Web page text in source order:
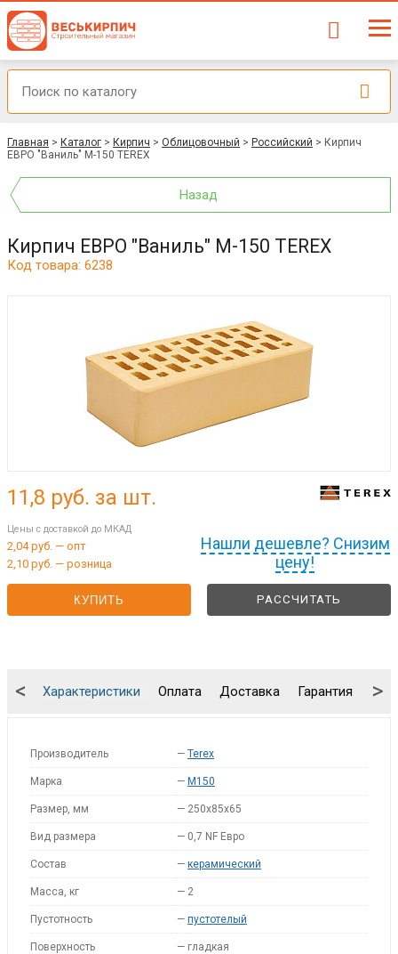
Главная > Каталог > Кирпич > Облицовочный > Российский > Кирпич
ЕВРО "Ваниль" М-150 TEREX
Назад
Кирпич ЕВРО "Ваниль" М-150 TEREX
Код товара: 6238
Нашли дешевле? Снизим
цену!
11,8 руб. за шт.
Цены с доставкой до МКАД
2,04 руб. — опт
2,10 руб. — розница
КУПИТЬ РАССЧИТАТЬ
Характеристики Оплата Доставка Гарантия
< >
Производитель — Terex
Марка — M150
Размер, мм — 250x85x65
Вид размера — 0,7 NF Евро
Состав — керамический
Масса, кг — 2
Пустотность — пустотелый
Поверхность — гладкая